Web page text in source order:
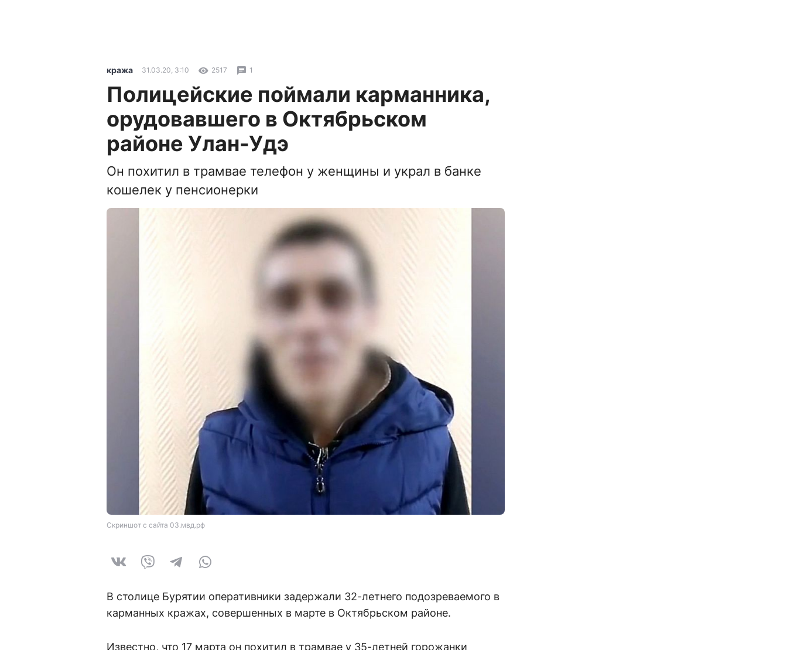
кража 31.03.20, 3:10 2517 1
Полицейские поймали карманника,
орудовавшего в Октябрьском
районе Улан-Удэ
Он похитил в трамвае телефон у женщины и украл в банке
кошелек у пенсионерки
Скриншот с сайта 03.мвд.рф
В столице Бурятии оперативники задержали 32-летнего подозреваемого в
карманных кражах, совершенных в марте в Октябрьском районе.
Известно, что 17 марта он похитил в трамвае у 35-летней горожанки